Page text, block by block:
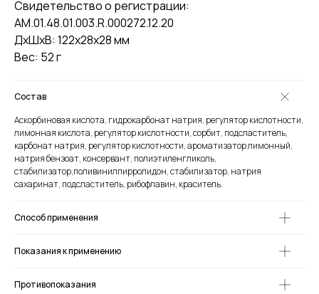
Свидетельство о регистрации:
AM.01.48.01.003.R.000272.12.20
ДxШxВ: 122x28x28 мм
Вес: 52 г
Состав
Аскорбиновая кислота, гидрокарбонат натрия, регулятор кислотности,
лимонная кислота, регулятор кислотности, сорбит, подсластитель,
карбонат натрия, регулятор кислотности, ароматизатор лимонный,
натрия бензоат, консервант, полиэтиленгликоль,
стабилизатор,поливинилпирролидон, стабилизатор, натрия
сахаринат, подсластитель, рибофлавин, краситель.
Способ применения
Показания к применению
Противопоказания